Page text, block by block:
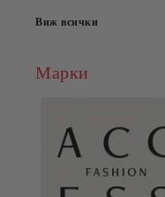
Виж всички
Марки